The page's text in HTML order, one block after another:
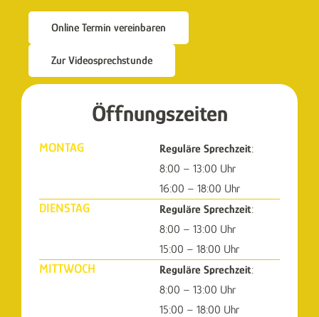
Online Termin vereinbaren
Zur Videosprechstunde
Öffnungszeiten
MONTAG Reguläre Sprechzeit:
8:00 – 13:00 Uhr
16:00 – 18:00 Uhr
DIENSTAG Reguläre Sprechzeit:
8:00 – 13:00 Uhr
15:00 – 18:00 Uhr
MITTWOCH Reguläre Sprechzeit:
8:00 – 13:00 Uhr
15:00 – 18:00 Uhr